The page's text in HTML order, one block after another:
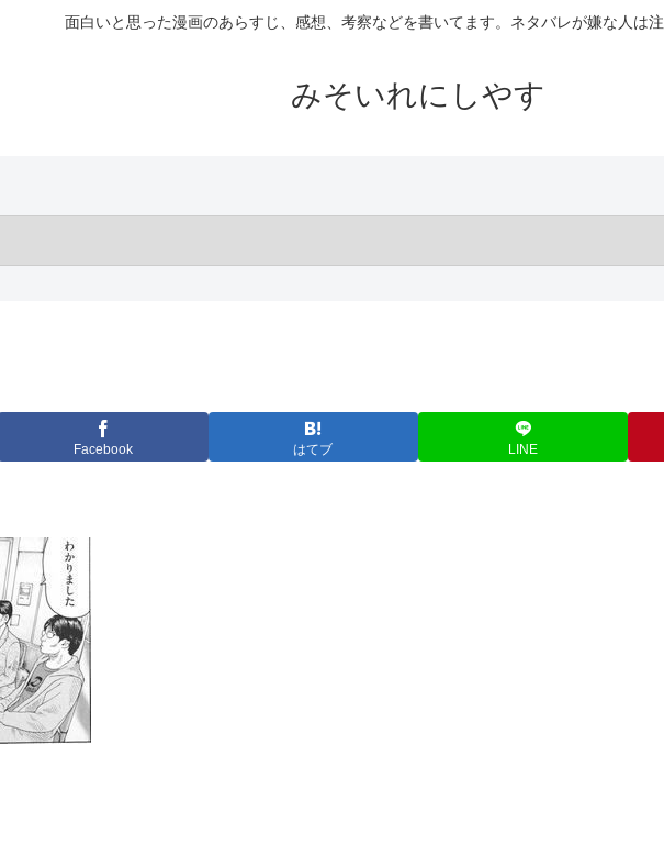
面白いと思った漫画のあらすじ、感想、考察などを書いてます。ネタバレが嫌な人は
みそいれにしやす
Facebook はてブ LINE